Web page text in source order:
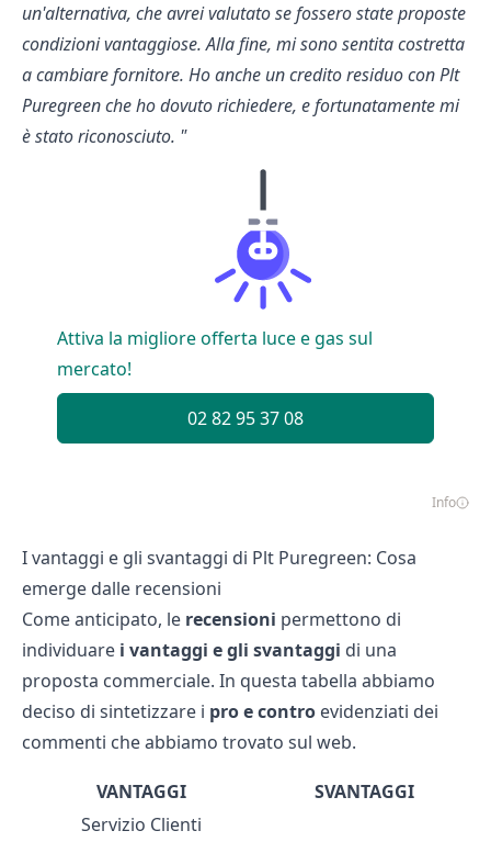
un'alternativa, che avrei valutato se fossero state proposte
condizioni vantaggiose. Alla fine, mi sono sentita costretta
a cambiare fornitore. Ho anche un credito residuo con Plt
Puregreen che ho dovuto richiedere, e fortunatamente mi
è stato riconosciuto. "
Attiva la migliore offerta luce e gas sul
mercato!
02 82 95 37 08
Info
I vantaggi e gli svantaggi di Plt Puregreen: Cosa
emerge dalle recensioni
Come anticipato, le recensioni permettono di
individuare i vantaggi e gli svantaggi di una
proposta commerciale. In questa tabella abbiamo
deciso di sintetizzare i pro e contro evidenziati dei
commenti che abbiamo trovato sul web.
VANTAGGI
SVANTAGGI
Servizio Clienti